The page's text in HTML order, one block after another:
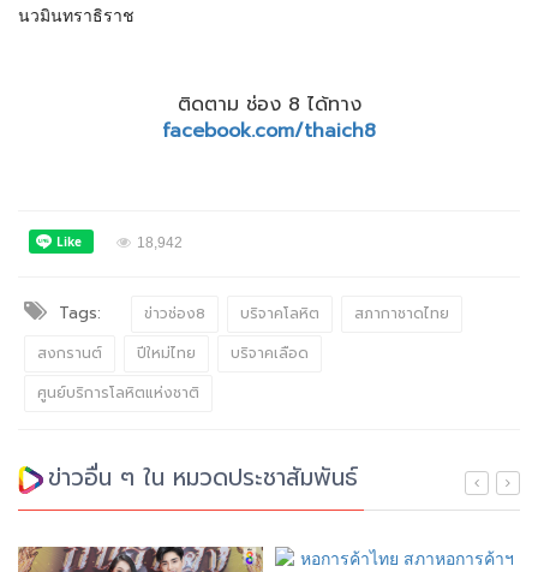
นวมินทราธิราช
ติดตาม ช่อง 8 ได้ทาง
facebook.com/thaich8
18,942
Tags: ข่าวช่อง8 บริจาคโลหิต
สภากาชาดไทย
สงกรานต์
ปีใหม่ไทย
บริจาคเลือด
ศูนย์บริการโลหิตแห่งชาติ
ข่าวอื่น ๆ ใน หมวดประชาสัมพันธ์